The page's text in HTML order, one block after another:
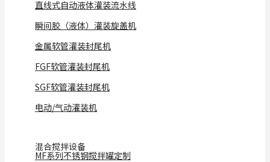
直线式自动液体灌装流水线
瞬间胶（液体）灌装旋盖机
金属软管灌装封尾机
FGF软管灌装封尾机
SGF软管灌装封尾机
电动/气动灌装机
混合搅拌设备
MF系列不锈钢搅拌罐定制